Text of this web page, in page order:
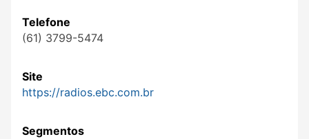
Telefone
(61) 3799-5474
Site
https://radios.ebc.com.br
Segmentos